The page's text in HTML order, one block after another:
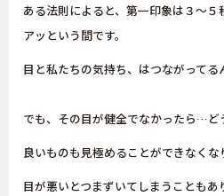
ある法則によると、第一印象は３～
アッという間です。
目と私たちの気持ち、はつながってる
でも、その目が健全でなかったら…ど
良いものも見極めることができなくな
目が悪いとつまずいてしまうこともあ